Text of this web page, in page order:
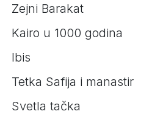
Zejni Barakat
Kairo u 1000 godina
Ibis
Tetka Safija i manastir
Svetla tačka